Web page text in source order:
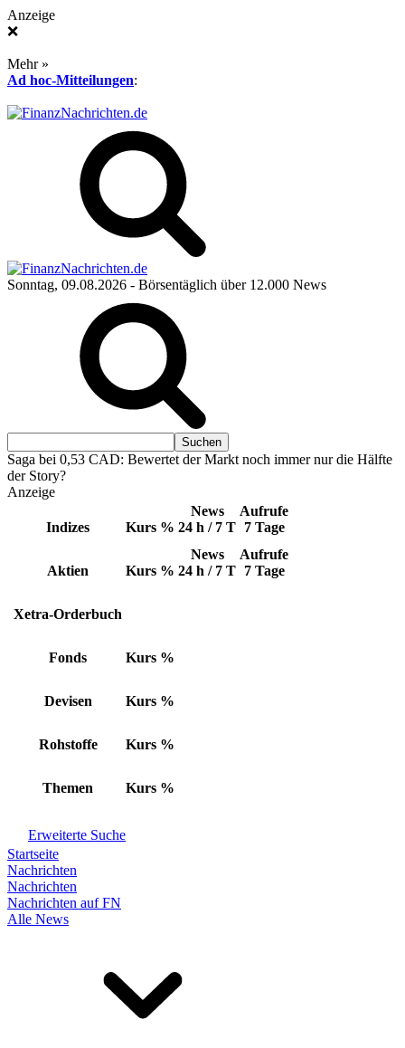
Anzeige
❌
Mehr »
Ad hoc-Mitteilungen:
Sonntag, 09.08.2026 - Börsentäglich über 12.000 News
Saga bei 0,53 CAD: Bewertet der Markt noch immer nur die Hälfte
der Story?
Anzeige
Indizes Kurs %
News
24 h / 7 T
Aufrufe
7 Tage
Aktien Kurs %
News
24 h / 7 T
Aufrufe
7 Tage
Xetra-Orderbuch
Fonds Kurs %
Devisen Kurs %
Rohstoffe Kurs %
Themen Kurs %
Erweiterte Suche
Startseite
Nachrichten
Nachrichten
Nachrichten auf FN
Alle News